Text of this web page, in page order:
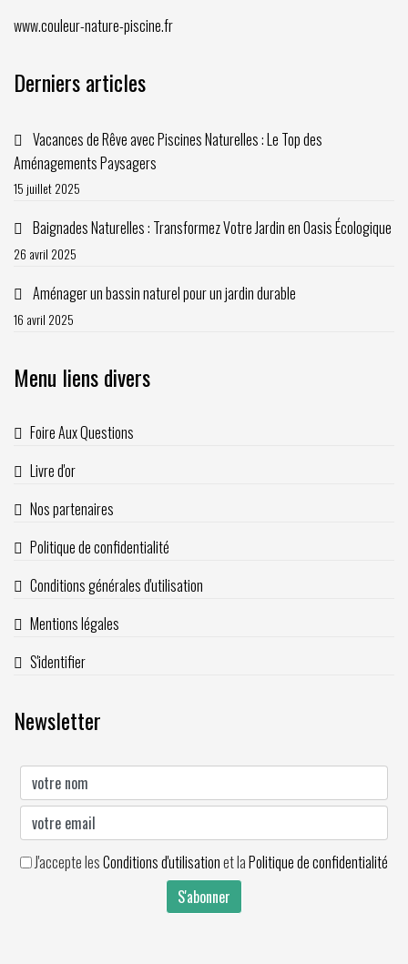
www.couleur-nature-piscine.fr
Derniers articles
Vacances de Rêve avec Piscines Naturelles : Le Top des
Aménagements Paysagers
15 juillet 2025
Baignades Naturelles : Transformez Votre Jardin en Oasis Écologique
26 avril 2025
Aménager un bassin naturel pour un jardin durable
16 avril 2025
Menu liens divers
Foire Aux Questions
Livre d'or
Nos partenaires
Politique de confidentialité
Conditions générales d'utilisation
Mentions légales
S'identifier
Newsletter
J'accepte lesConditions d'utilisationet laPolitique de confidentialité